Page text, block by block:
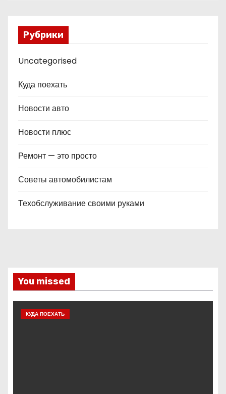
Рубрики
Uncategorised
Куда поехать
Новости авто
Новости плюс
Ремонт — это просто
Советы автомобилистам
Техобслуживание своими руками
You missed
КУДА ПОЕХАТЬ